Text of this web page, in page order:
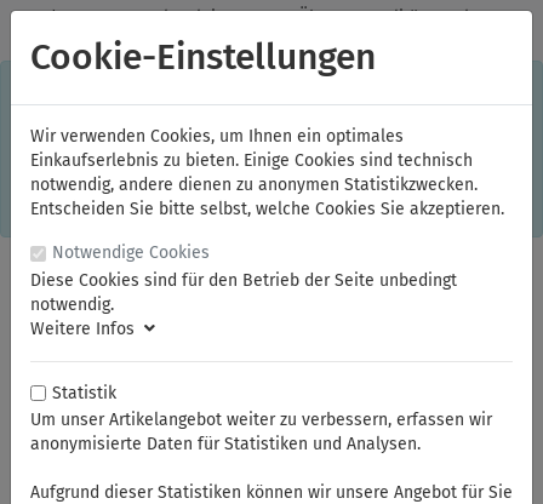
✓Jeden Monat starke Aktionen ✓Über 20 Qualitätsmarken ✓
Kostenlose Lieferung im Inland ab 150,00 Euro Bruttowarenwert
Einkaufserlebnis. Dabei werden beispielsweise die Session-
Informationen oder die Spracheinstellung auf Ihrem Rechner
gespeichert. Ohne Cookies ist der Funktionsumfang des
Online-Shops eingeschränkt. Sind Sie damit nicht
einverstanden, klicken Sie bitte hier.
Cookie-Einstellungen
Wir verwenden Cookies, um Ihnen ein optimales
Einkaufserlebnis zu bieten. Einige Cookies sind technisch
notwendig, andere dienen zu anonymen Statistikzwecken.
Entscheiden Sie bitte selbst, welche Cookies Sie akzeptieren.
Notwendige Cookies
Diese Cookies sind für den Betrieb der Seite unbedingt
notwendig.
Weitere Infos
Statistik
Um unser Artikelangebot weiter zu verbessern, erfassen wir
anonymisierte Daten für Statistiken und Analysen.
Aufgrund dieser Statistiken können wir unsere Angebot für Sie